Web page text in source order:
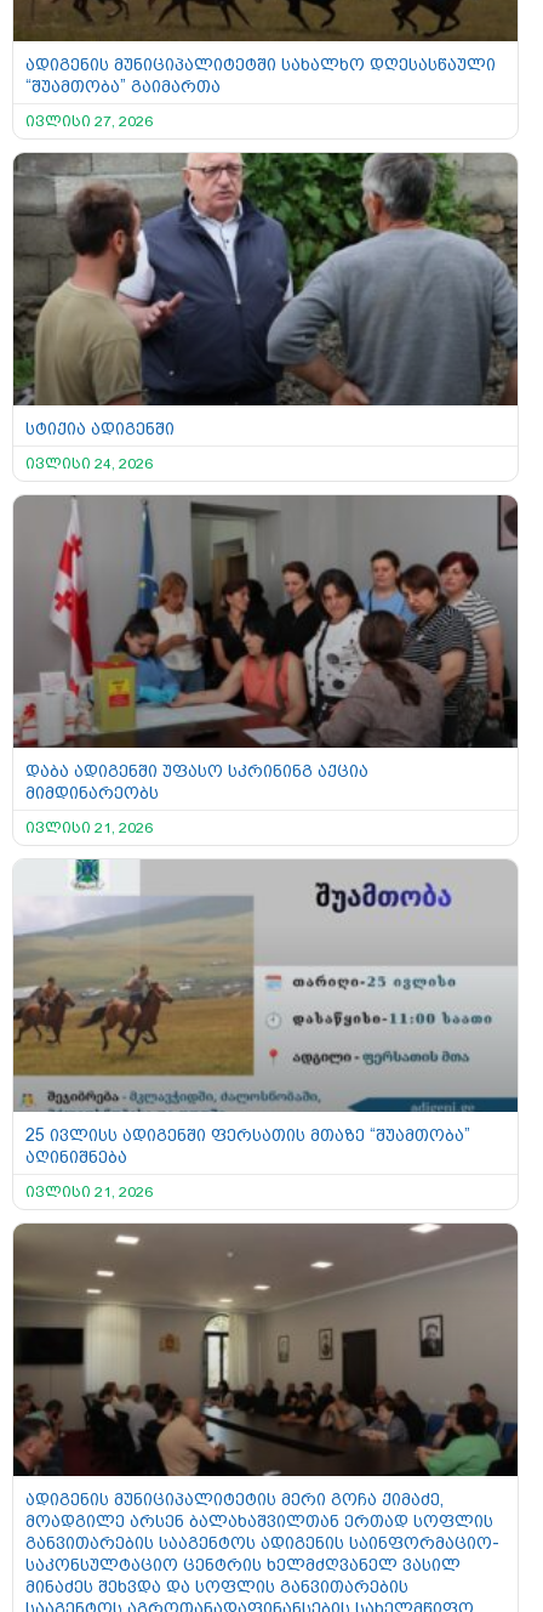
ადიგენის მუნიციპალიტეტში სახალხო დღესასწაული
“შუამთობა” გაიმართა
ივლისი 27, 2026
სტიქია ადიგენში
ივლისი 24, 2026
დაბა ადიგენში უფასო სკრინინგ აქცია
მიმდინარეობს
ივლისი 21, 2026
25 ივლისს ადიგენში ფერსათის მთაზე “შუამთობა”
აღინიშნება
ივლისი 21, 2026
ადიგენის მუნიციპალიტეტის მერი გოჩა ქიმაძე,
მოადგილე არსენ ბალახაშვილთან ერთად სოფლის
განვითარების სააგენტოს ადიგენის საინფორმაციო-
საკონსულტაციო ცენტრის ხელმძღვანელ ვასილ
მინაძეს შეხვდა და სოფლის განვითარების